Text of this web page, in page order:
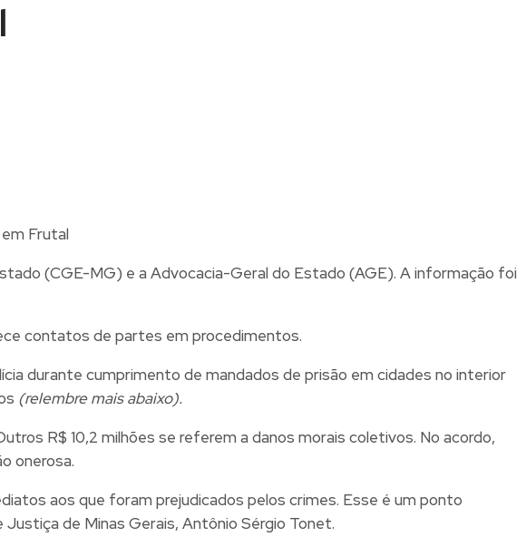
(CGE-MG) e a Advocacia-Geral do Estado (AGE). A informação foi
contatos de partes em procedimentos.
durante cumprimento de mandados de prisão em cidades no interior
(relembre mais abaixo).
R$ 10,2 milhões se referem a danos morais coletivos. No acordo,
onerosa.
aos que foram prejudicados pelos crimes. Esse é um ponto
de Minas Gerais, Antônio Sérgio Tonet.